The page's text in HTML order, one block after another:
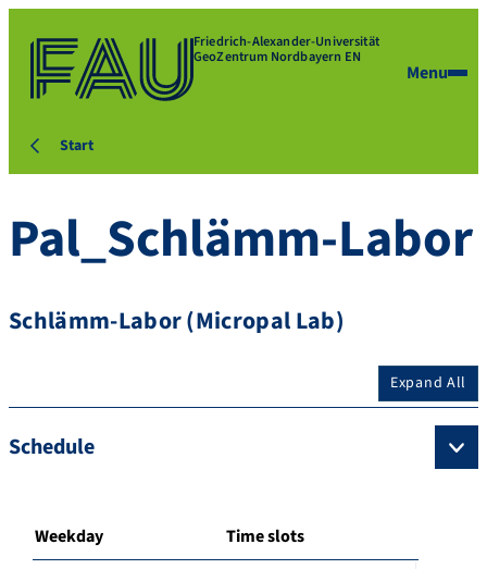
Friedrich-Alexander-Universität
GeoZentrum Nordbayern EN
Menu
Start
Pal_Schlämm-Labor
Schlämm-Labor (Micropal Lab)
Expand All
Schedule
Weekday Time slots